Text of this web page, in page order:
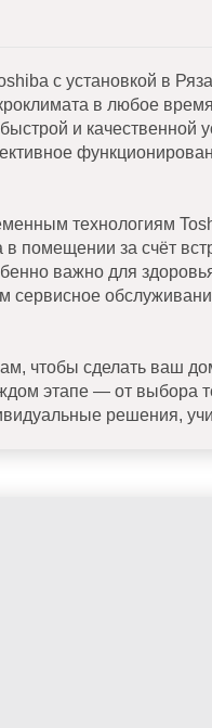
с установкой в
в любое
быстрой и
технологиям
в помещении за счёт
важно для
сервисное
чтобы сделать ваш
этапе — от выбора
решения,